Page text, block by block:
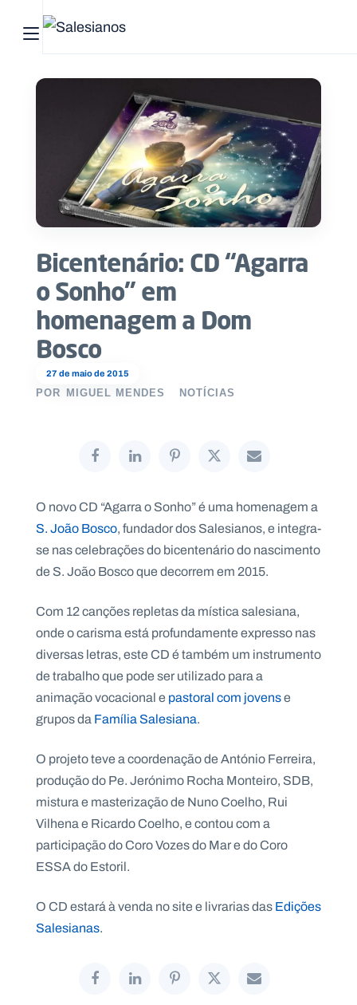
Abrir menu principal
27 de maio de 2015
Bicentenário: CD “Agarra
o Sonho” em
homenagem a Dom
Bosco
POR MIGUEL MENDES NOTÍCIAS
O novo CD “Agarra o Sonho” é uma homenagem a
S. João Bosco, fundador dos Salesianos, e integra-
se nas celebrações do bicentenário do nascimento
de S. João Bosco que decorrem em 2015.
Com 12 canções repletas da mística salesiana,
onde o carisma está profundamente expresso nas
diversas letras, este CD é também um instrumento
de trabalho que pode ser utilizado para a
animação vocacional e pastoral com jovense
grupos daFamília Salesiana.
O projeto teve a coordenação de António Ferreira,
produção do Pe. Jerónimo Rocha Monteiro, SDB,
mistura e masterização de Nuno Coelho, Rui
Vilhena e Ricardo Coelho, e contou com a
participação do Coro Vozes do Mar e do Coro
ESSA do Estoril.
O CD estará à venda no site e livrarias dasEdições
Salesianas.
Pesquisar no site
Início
Quem
somos
O
que
fazemos
Recursos
Notícias
A
N
A
L
S
l
s
i
n
o
.
t
A
g
e
n
a
C
o
n
t
a
c
s
N